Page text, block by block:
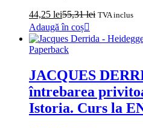
44,25 lei55,31lei TVA inclus
Adaugă în coș
Paperback
JACQUES
întrebarea
Istoria. Curs la